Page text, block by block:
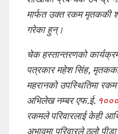
मार्फत उक्त रकम मृतककी
गरेका हुन्।
चेक हस्तान्तरणको
पत्रकार महेश सिंह,
महरानको उपस्थितिमा रकम
अभिलेख नम्बर एफ.ई.
रकमले परिवारलाई केही
अभावमा परिवारले ठूलो